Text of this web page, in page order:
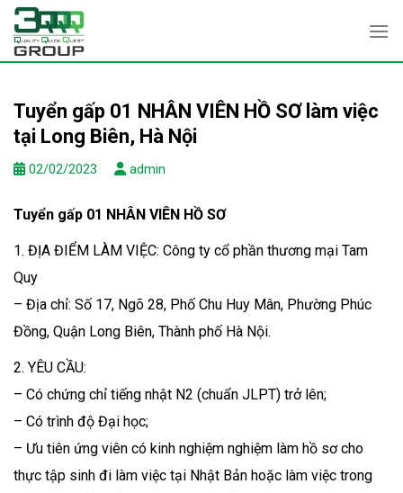
Skip
content
Tuyển gấp 01 NHÂN VIÊN HỒ SƠ làm việc
tại Long Biên, Hà Nội
02/02/2023 admin
Tuyển gấp 01 NHÂN VIÊN HỒ SƠ
1. ĐỊA ĐIỂM LÀM VIỆC: Công ty cổ phần thương mại Tam
Quy
– Địa chỉ: Số 17, Ngõ 28, Phố Chu Huy Mân, Phường Phúc
Đồng, Quận Long Biên, Thành phố Hà Nội.
2. YÊU CẦU:
– Có chứng chỉ tiếng nhật N2 (chuẩn JLPT) trở lên;
– Có trình độ Đại học;
– Ưu tiên ứng viên có kinh nghiệm nghiệm làm hồ sơ cho
thực tập sinh đi làm việc tại Nhật Bản hoặc làm việc trong